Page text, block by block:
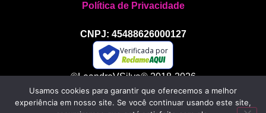
Política de Privacidade
CNPJ: 45488626000127
Verificada por
©LeandroVSilva® 2018-2026
Todos os direitos reservados
Usamos cookies para garantir que oferecemos a melhor
experiência em nosso site. Se você continuar usando este site,